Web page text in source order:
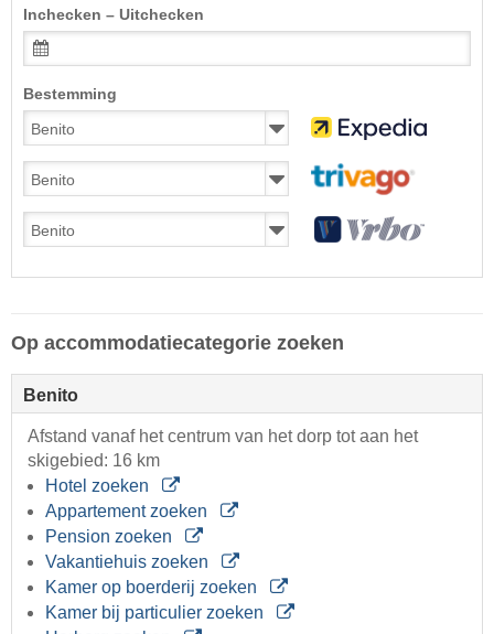
Inchecken – Uitchecken
Bestemming
Op accommodatiecategorie zoeken
Benito
Afstand vanaf het centrum van het dorp tot aan het
skigebied: 16 km
Hotel zoeken
Appartement zoeken
Pension zoeken
Vakantiehuis zoeken
Kamer op boerderij zoeken
Kamer bij particulier zoeken